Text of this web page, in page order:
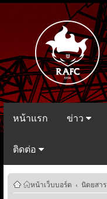
หน้าแรก ข่าว
ติดต่อ
หน้าเว็บบอร์ด ‹ นิตยสาร